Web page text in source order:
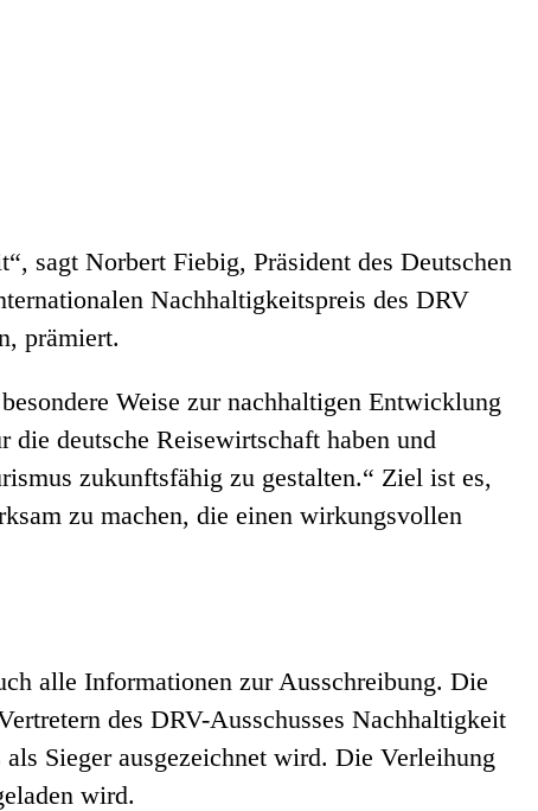
sagt Norbert Fiebig, Präsident des Deutschen
Nachhaltigkeitspreis des DRV
prämiert.
Weise zur nachhaltigen Entwicklung
deutsche Reisewirtschaft haben und
zukunftsfähig zu gestalten.“ Ziel ist es,
zu machen, die einen wirkungsvollen
alle Informationen zur Ausschreibung. Die
des DRV-Ausschusses Nachhaltigkeit
Sieger ausgezeichnet wird. Die Verleihung
wird.